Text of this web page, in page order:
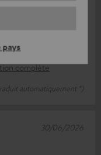
pays
elle est tout
complète
automatiquement *)
30/06/2026